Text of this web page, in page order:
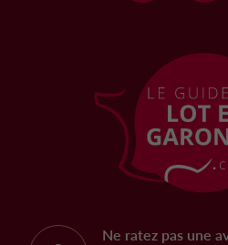
Ne ratez pas une